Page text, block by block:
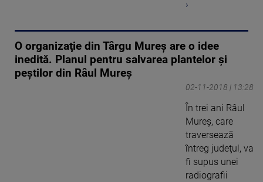
›
O organizaţie din Târgu Mureş are o idee
inedită. Planul pentru salvarea plantelor şi
peştilor din Râul Mureş
02-11-2018 | 13:28
În trei ani Râul
Mureş, care
traversează
întreg judeţul, va
fi supus unei
radiografii